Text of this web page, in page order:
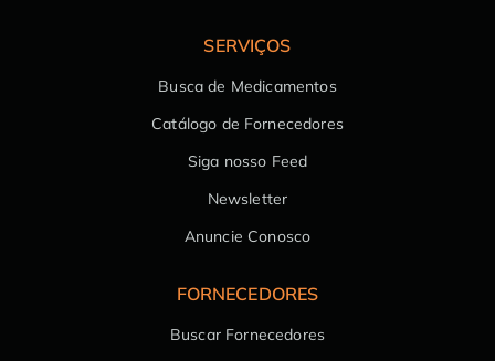
SERVIÇOS
Busca de Medicamentos
Catálogo de Fornecedores
Siga nosso Feed
Newsletter
Anuncie Conosco
FORNECEDORES
Buscar Fornecedores